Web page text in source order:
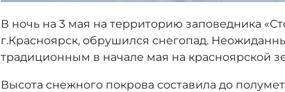
В ночь на 3 мая на территорию заповедника
г.Красноярск, обрушился снегопад.
традиционным в начале мая на красноярской
Высота снежного покрова составила до